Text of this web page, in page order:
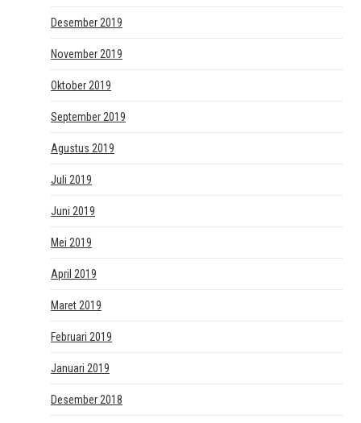
Desember 2019
November 2019
Oktober 2019
September 2019
Agustus 2019
Juli 2019
Juni 2019
Mei 2019
April 2019
Maret 2019
Februari 2019
Januari 2019
Desember 2018